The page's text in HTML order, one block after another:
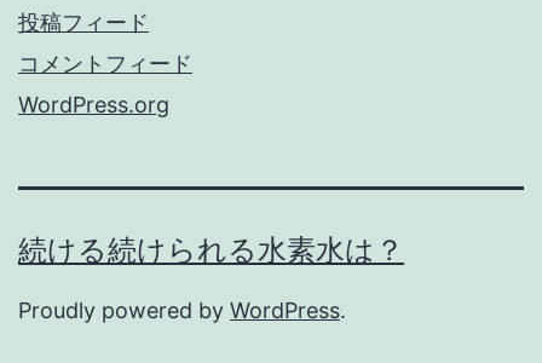
投稿フィード
コメントフィード
WordPress.org
続ける続けられる水素水は？
Proudly powered by WordPress.